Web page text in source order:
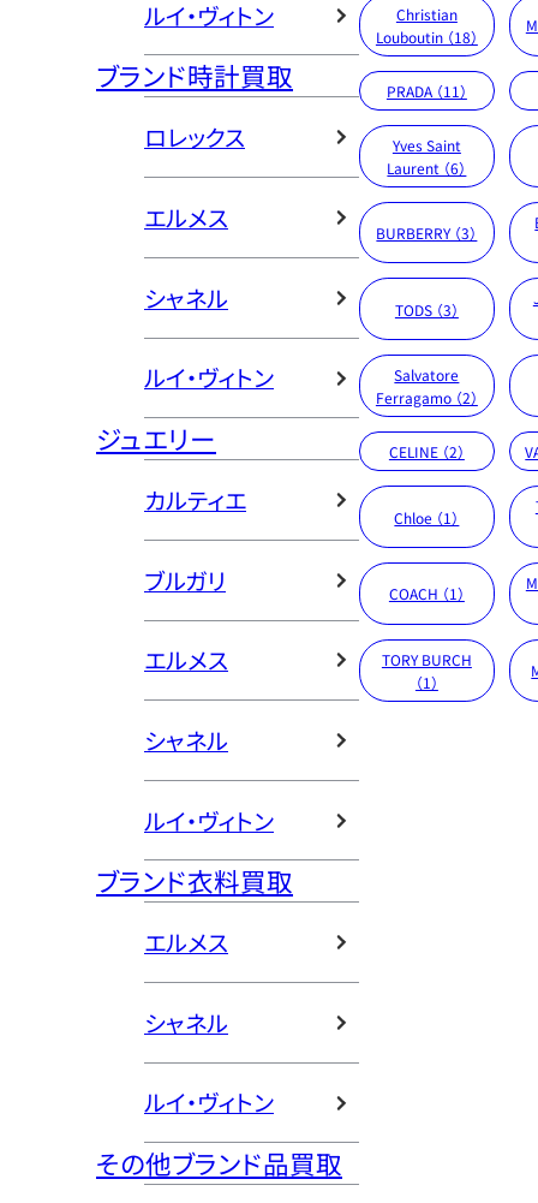
ルイ・ヴィトン
ブランド時計買取
ロレックス
エルメス
シャネル
ルイ・ヴィトン
ジュエリー
カルティエ
ブルガリ
エルメス
シャネル
ルイ・ヴィトン
ブランド衣料買取
エルメス
シャネル
ルイ・ヴィトン
その他ブランド品買取
Christian
Louboutin （18）
PRADA （11）
Yves Saint
Laurent （6）
BURBERRY （3）
TODS （3）
Salvatore
Ferragamo （2）
CELINE （2）
Chloe （1）
COACH （1）
TORY BURCH
（1）